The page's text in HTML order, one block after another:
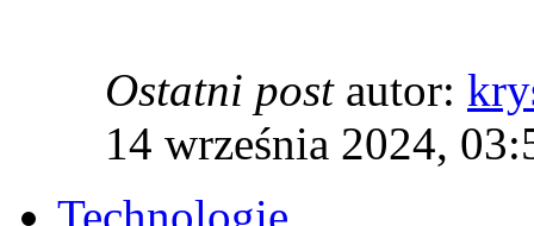
Ostatni postautor:
14 września 2024,